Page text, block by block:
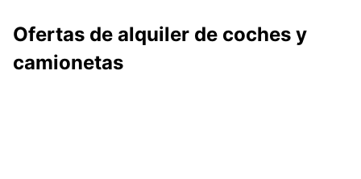
Ofertas de alquiler de coches y
camionetas